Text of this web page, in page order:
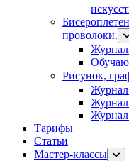
проволоки.
Рисунок,
Журнал
Журнал
Тарифы
Статьи
Мастер-классы